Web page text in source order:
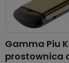
Gamma Piu
prostownica